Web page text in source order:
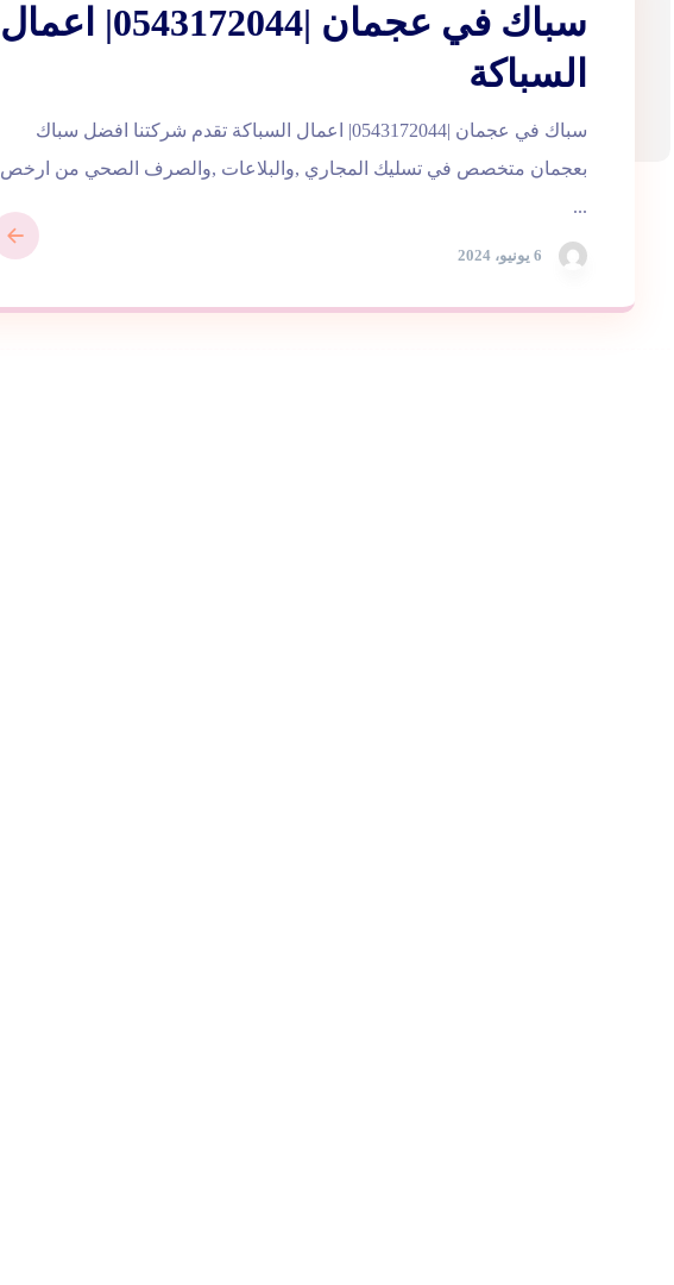
سباك في عجمان |0543172044| اعمال
السباكة
6 يونيو، 2024
سباك في عجمان |0543172044| اعمال السباكة تقدم شركتنا افضل سباك
بعجمان متخصص في تسليك المجاري ,والبلاعات ,والصرف الصحي من ارخص
...